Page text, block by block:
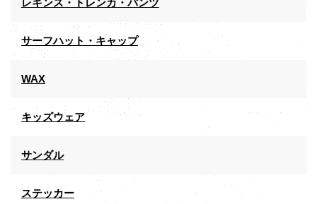
サーフハット・キャップ
WAX
キッズウェア
サンダル
ステッカー